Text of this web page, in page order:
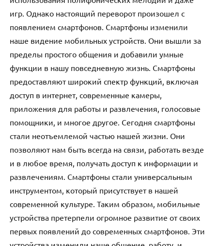
игр. Однако настоящий переворот произошел с
появлением смартфонов. Смартфоны изменили
наше видение мобильных устройств. Они вышли за
пределы простого общения и добавили умные
функции в нашу повседневную жизнь. Смартфоны
предоставляют широкий спектр функций, включая
доступ в интернет, современные камеры,
приложения для работы и развлечения, голосовые
помощники, и многое другое. Сегодня смартфоны
стали неотъемлемой частью нашей жизни. Они
позволяют нам быть всегда на связи, работать везде
и в любое время, получать доступ к информации и
развлечениям. Смартфоны стали универсальным
инструментом, который присутствует в нашей
современной культуре. Таким образом, мобильные
устройства претерпели огромное развитие от своих
первых появлений до современных смартфонов. Эти